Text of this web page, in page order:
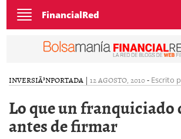
Toggle
navigation
FinancialRed
INVERSIÃ³NPORTADA | 12 AGOSTO, 2010- Escrito
Lo que un franquiciado
antes de firmar